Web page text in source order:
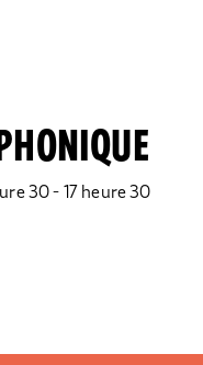
30 - 17 heure 30